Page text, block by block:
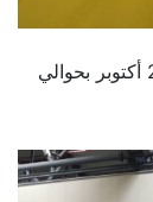
افتتح فارمكس أبوابه في وهران من 20 إلى 22 أكتوبر بحوالي